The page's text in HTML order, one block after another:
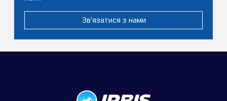
Зв'язатися з нами